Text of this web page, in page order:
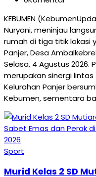
KEBUMEN
Nuryani, meninjau
rumah di tiga titik lokasi
Panjer, Desa
Selasa, 4 Agustus 2026.
merupakan sinergi
Kelurahan Panjer
Kebumen, sementara
Sport
Murid Kelas 2 SD